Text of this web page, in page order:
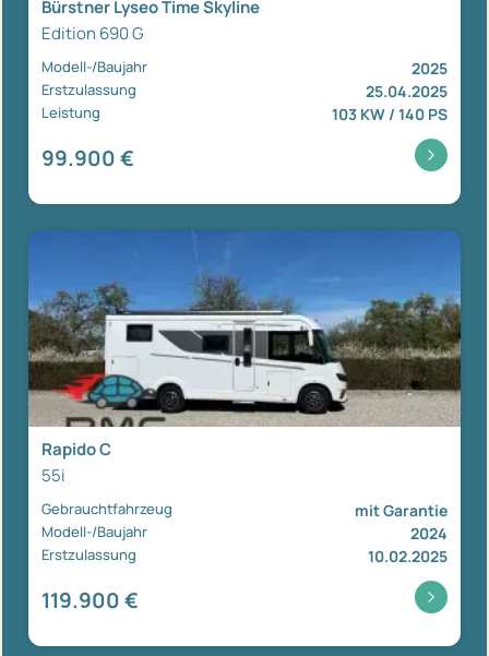
Bürstner Lyseo Time Skyline
Edition 690 G
Modell-/Baujahr 2025
Erstzulassung 25.04.2025
Leistung 103 KW / 140 PS
99.900 €
Rapido C
55i
Gebrauchtfahrzeug mit Garantie
Modell-/Baujahr 2024
Erstzulassung 10.02.2025
119.900 €